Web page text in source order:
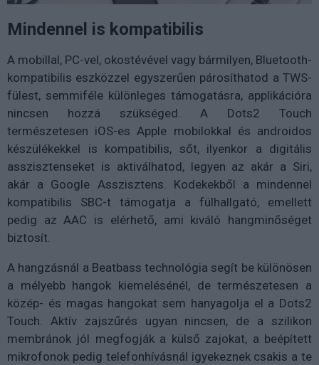
Mindennel is kompatibilis
A mobillal, PC-vel, okostévével vagy bármilyen, Bluetooth-
kompatibilis eszközzel egyszerűen párosíthatod a TWS-
fülest, semmiféle különleges támogatásra, applikációra
nincsen hozzá szükséged. A Dots2 Touch
természetesen iOS-es Apple mobilokkal és androidos
készülékekkel is kompatibilis, sőt, ilyenkor a digitális
asszisztenseket is aktiválhatod, legyen az akár a Siri,
akár a Google Asszisztens. Kodekekből a mindennel
kompatibilis SBC-t támogatja a fülhallgató, emellett
pedig az AAC is elérhető, ami kiváló hangminőséget
biztosít.
A hangzásnál a Beatbass technológia segít be különösen
a mélyebb hangok kiemelésénél, de természetesen a
közép- és magas hangokat sem hanyagolja el a Dots2
Touch. Aktív zajszűrés ugyan nincsen, de a szilikon
membránok jól megfogják a külső zajokat, a beépített
mikrofonok pedig telefonhívásnál igyekeznek csakis a te